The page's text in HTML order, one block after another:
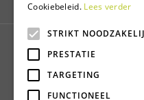
Planten Sint-Niklaas
Bloemen kopen Sint-
Tuincentrum Oost-
Cookiebeleid. Lees verder
STRIKT
PRESTATIE
TARGETING
FUNCTIONEEL